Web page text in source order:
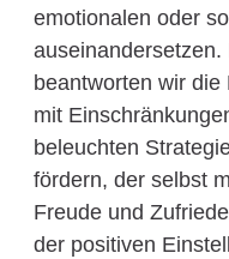
emotionalen oder
auseinandersetzen.
beantworten wir die
mit
beleuchten
fördern, der selbst
Freude und
der positiven